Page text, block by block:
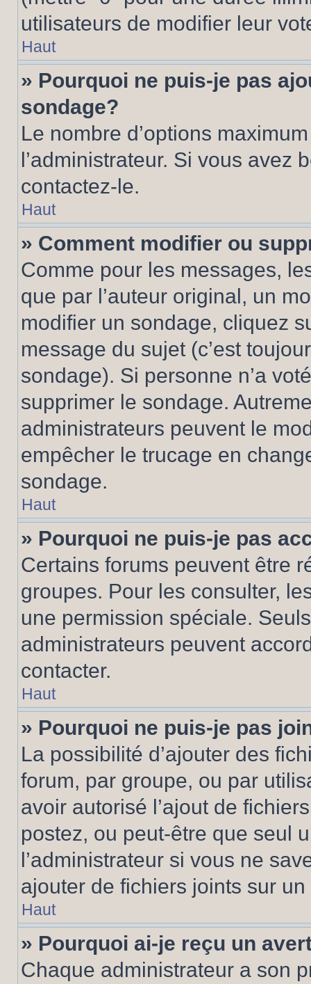
utilisateurs de modifier leur
Haut
» Pourquoi ne puis-je pas
sondage?
Le nombre d’options
l’administrateur. Si vous avez
contactez-le.
Haut
» Comment modifier ou
Comme pour les messages,
que par l’auteur original, un
modifier un sondage, cliquez
message du sujet (c’est
sondage). Si personne n’a
supprimer le sondage.
administrateurs peuvent le
empêcher le trucage en
sondage.
Haut
» Pourquoi ne puis-je pas
Certains forums peuvent être
groupes. Pour les consulter,
une permission spéciale.
administrateurs peuvent
contacter.
Haut
» Pourquoi ne puis-je pas
La possibilité d’ajouter des
forum, par groupe, ou par
avoir autorisé l’ajout de
postez, ou peut-être que seul
l’administrateur si vous ne
ajouter de fichiers joints sur un
Haut
» Pourquoi ai-je reçu un
Chaque administrateur a son